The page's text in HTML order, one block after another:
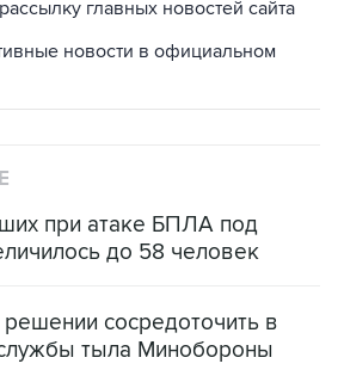
главных новостей сайта
новости в официальном
при атаке БПЛА под
до 58 человек
сосредоточить в
тыла Минобороны